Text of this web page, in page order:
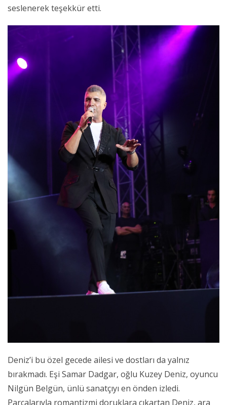
seslenerek teşekkür etti.
Deniz’i bu özel gecede ailesi ve dostları da yalnız
bırakmadı. Eşi Samar Dadgar, oğlu Kuzey Deniz, oyuncu
Nilgün Belgün, ünlü sanatçıyı en önden izledi.
Parçalarıyla romantizmi doruklara çıkartan Deniz, ara